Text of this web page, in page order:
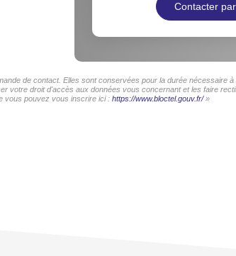
Contacter
de contact. Elles sont conservées pour la durée nécessaire
droit d'accès aux données vous concernant et les faire
vous pouvez vous inscrire ici : https://www.bloctel.gouv.fr/»